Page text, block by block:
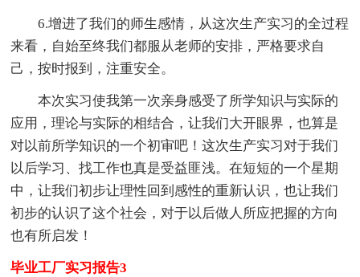
6.增进了我们的师生感情，从这次生产实习的全过程
来看，自始至终我们都服从老师的安排，严格要求自
己，按时报到，注重安全。
本次实习使我第一次亲身感受了所学知识与实际的
应用，理论与实际的相结合，让我们大开眼界，也算是
对以前所学知识的一个初审吧！这次生产实习对于我们
以后学习、找工作也真是受益匪浅。在短短的一个星期
中，让我们初步让理性回到感性的重新认识，也让我们
初步的认识了这个社会，对于以后做人所应把握的方向
也有所启发！
毕业工厂实习报告3